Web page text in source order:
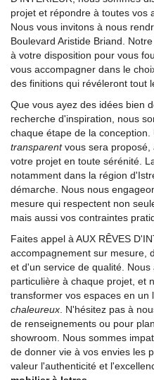
projet et répondre à toutes vos
Nous vous invitons à nous
Boulevard Aristide Briand.
à votre disposition pour vous
vous accompagner dans le
des finitions qui révéleront tout
Que vous ayez des idées bien
recherche d'inspiration, nous
chaque étape de la conception.
transparentvous sera proposé,
votre projet en toute sérénité.
notamment dans la région
démarche. Nous nous
mesure qui respectent non
mais aussi vos contraintes
Faites appel à AUX RÊVES
accompagnement sur mesure,
et d'un service de qualité.
particulière à chaque projet, et
transformer vos espaces en un
chaleureux . N'hésitez pas à
de renseignements ou pour
showroom. Nous sommes
de donner vie à vos envies les
valeur l'authenticité et